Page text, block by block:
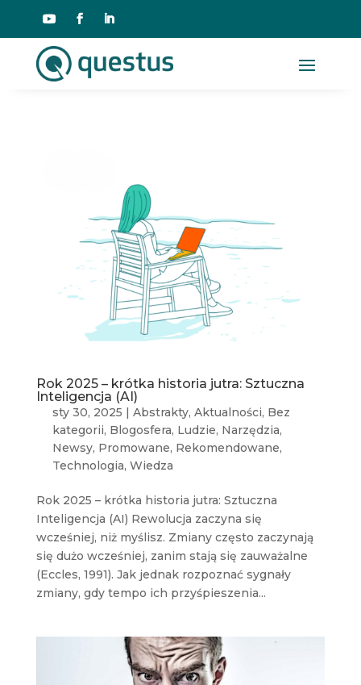
Rok 2025 – krótka historia jutra: Sztuczna
Inteligencja (AI)
sty 30, 2025 | Abstrakty, Aktualności, Bez
kategorii, Blogosfera, Ludzie, Narzędzia,
Newsy, Promowane, Rekomendowane,
Technologia, Wiedza
Rok 2025 – krótka historia jutra: Sztuczna
Inteligencja (AI) Rewolucja zaczyna się
wcześniej, niż myślisz. Zmiany często zaczynają
się dużo wcześniej, zanim stają się zauważalne
(Eccles, 1991). Jak jednak rozpoznać sygnały
zmiany, gdy tempo ich przyśpieszenia...